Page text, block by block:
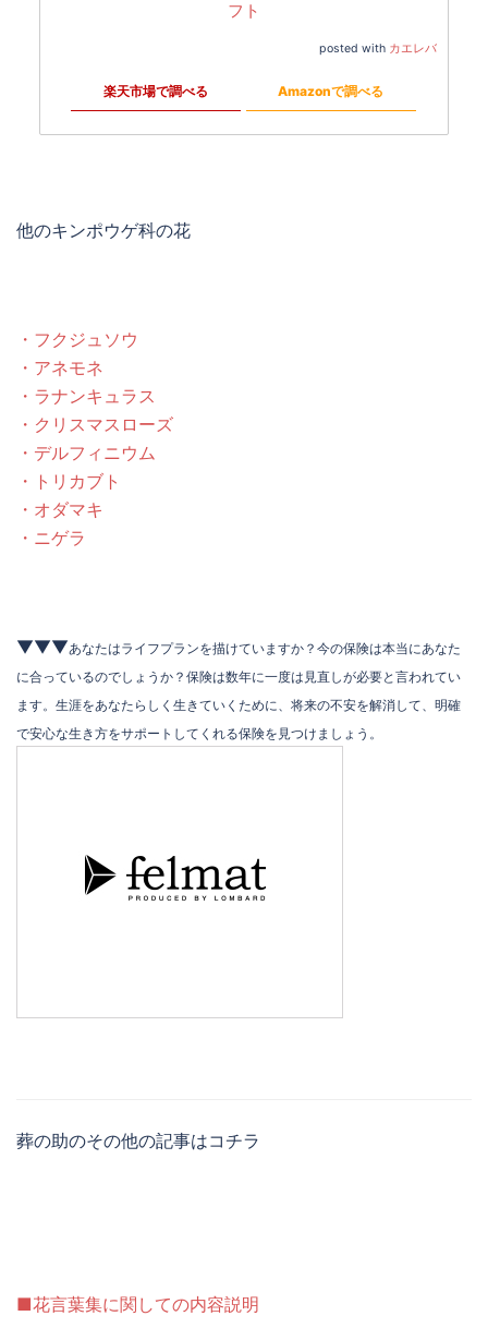
フト
posted with カエレバ
楽天市場で調べる Amazonで調べる
他のキンポウゲ科の花
・フクジュソウ
・アネモネ
・ラナンキュラス
・クリスマスローズ
・デルフィニウム
・トリカブト
・オダマキ
・ニゲラ
▼▼▼あなたはライフプランを描けていますか？今の保険は本当にあなた
に合っているのでしょうか？保険は数年に一度は見直しが必要と言われてい
ます。生涯をあなたらしく生きていくために、将来の不安を解消して、明確
で安心な生き方をサポートしてくれる保険を見つけましょう。
葬の助のその他の記事はコチラ
■花言葉集に関しての内容説明